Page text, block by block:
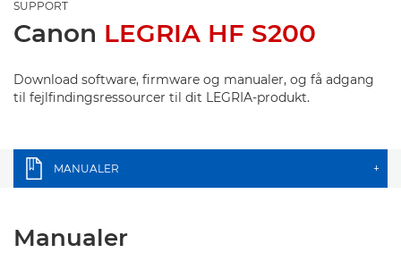
SUPPORT
Canon LEGRIA HF S200
Download software, firmware og manualer, og få adgang
til fejlfindingsressourcer til dit LEGRIA-produkt.
MANUALER +
Manualer